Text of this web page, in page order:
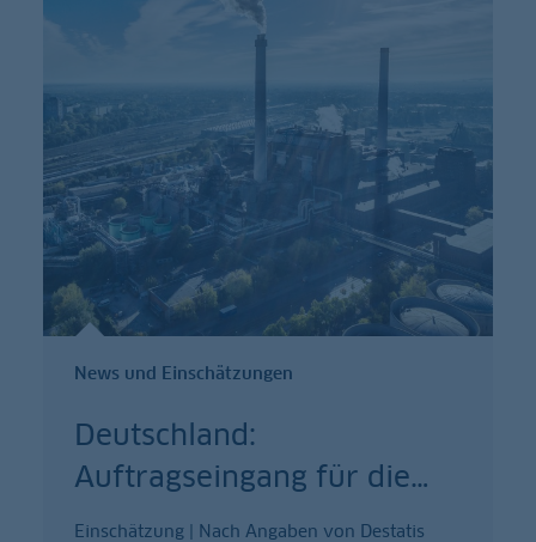
News und Einschätzungen
Deutschland:
Auftragseingang für die…
Einschätzung | Nach Angaben von Destatis